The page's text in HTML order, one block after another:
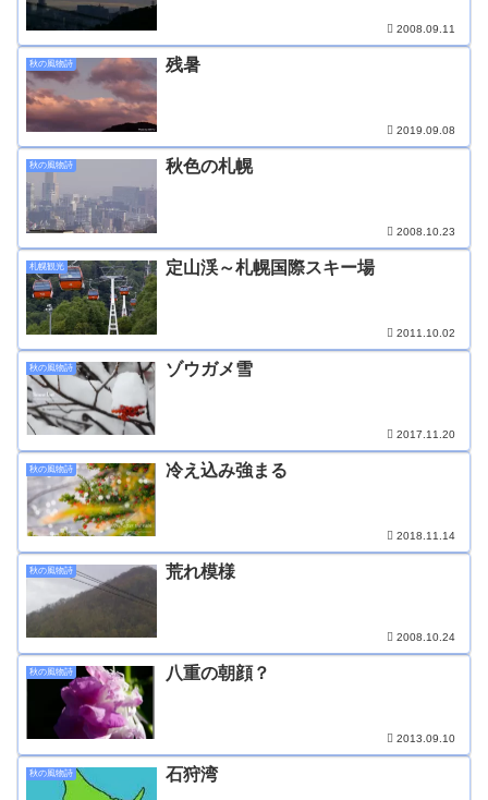
2008.09.11
秋の風物詩 残暑
2019.09.08
秋の風物詩 秋色の札幌
2008.10.23
札幌観光 定山渓～札幌国際スキー場
2011.10.02
秋の風物詩 ゾウガメ雪
2017.11.20
秋の風物詩 冷え込み強まる
2018.11.14
秋の風物詩 荒れ模様
2008.10.24
秋の風物詩 八重の朝顔？
2013.09.10
秋の風物詩 石狩湾